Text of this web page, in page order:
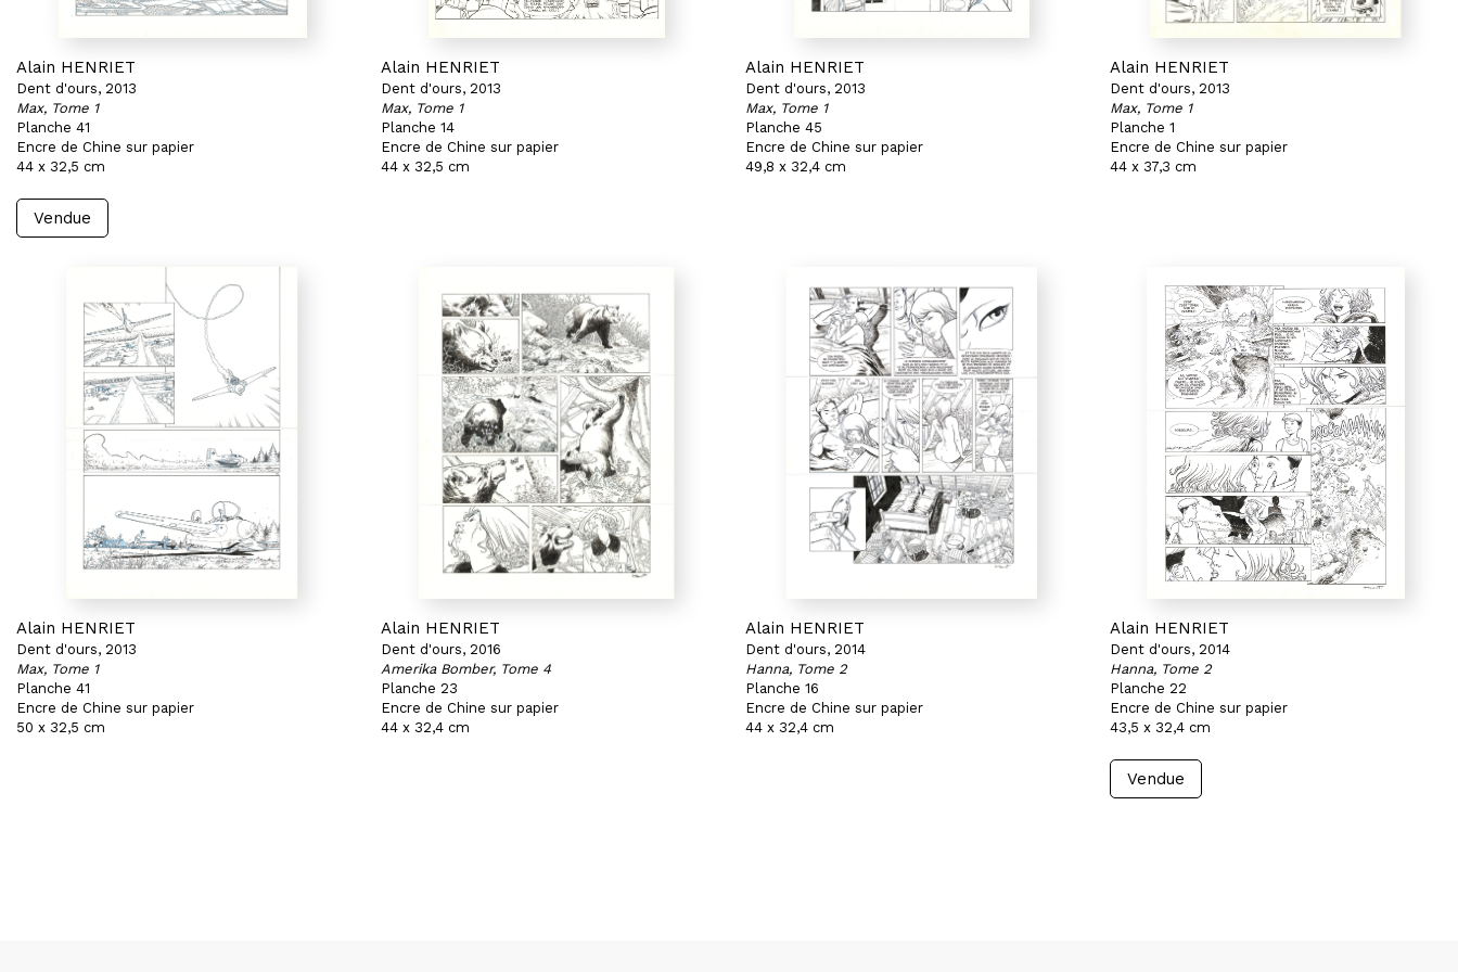
Alain HENRIET
Dent d'ours, 2013
Max, Tome 1
Planche 41
Encre de Chine sur papier
44 x 32,5 cm
Vendue
Alain HENRIET
Dent d'ours, 2013
Max, Tome 1
Planche 14
Encre de Chine sur papier
44 x 32,5 cm
Alain HENRIET
Dent d'ours, 2013
Max, Tome 1
Planche 45
Encre de Chine sur papier
49,8 x 32,4 cm
Alain HENRIET
Dent d'ours, 2013
Max, Tome 1
Planche 1
Encre de Chine sur papier
44 x 37,3 cm
Alain HENRIET
Dent d'ours, 2013
Max, Tome 1
Planche 41
Encre de Chine sur papier
50 x 32,5 cm
Alain HENRIET
Dent d'ours, 2016
Amerika Bomber, Tome 4
Planche 23
Encre de Chine sur papier
44 x 32,4 cm
Alain HENRIET
Dent d'ours, 2014
Hanna, Tome 2
Planche 16
Encre de Chine sur papier
44 x 32,4 cm
Alain HENRIET
Dent d'ours, 2014
Hanna, Tome 2
Planche 22
Encre de Chine sur papier
43,5 x 32,4 cm
Vendue